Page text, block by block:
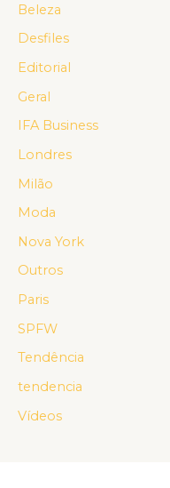
Beleza
Desfiles
Editorial
Geral
IFA Business
Londres
Milão
Moda
Nova York
Outros
Paris
SPFW
Tendência
tendencia
Vídeos